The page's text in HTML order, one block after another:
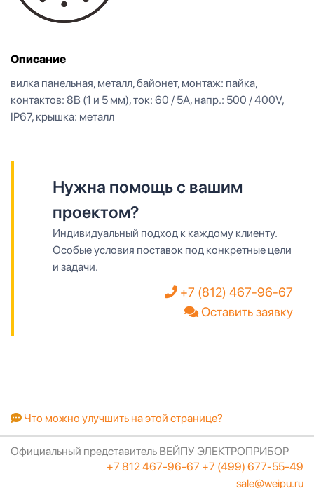
Описание
вилка панельная, металл, байонет, монтаж: пайка,
контактов: 8B (1 и 5 мм), ток: 60 / 5А, напр.: 500 / 400V,
IP67, крышка: металл
Нужна помощь с вашим
проектом?
Индивидуальный подход к каждому клиенту.
Особые условия поставок под конкретные цели
и задачи.
+7 (812) 467-96-67
Оставить заявку
Что можно улучшить на этой странице?
Официальный представитель ВЕЙПУ ЭЛЕКТРОПРИБОР
+7 812 467-96-67 +7 (499) 677-55-49
sale@weipu.ru